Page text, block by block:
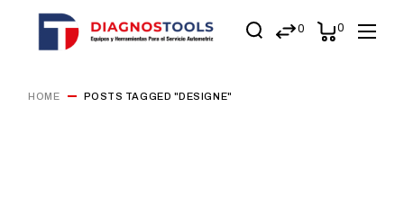
0 0
HOME POSTS TAGGED "DESIGNE"